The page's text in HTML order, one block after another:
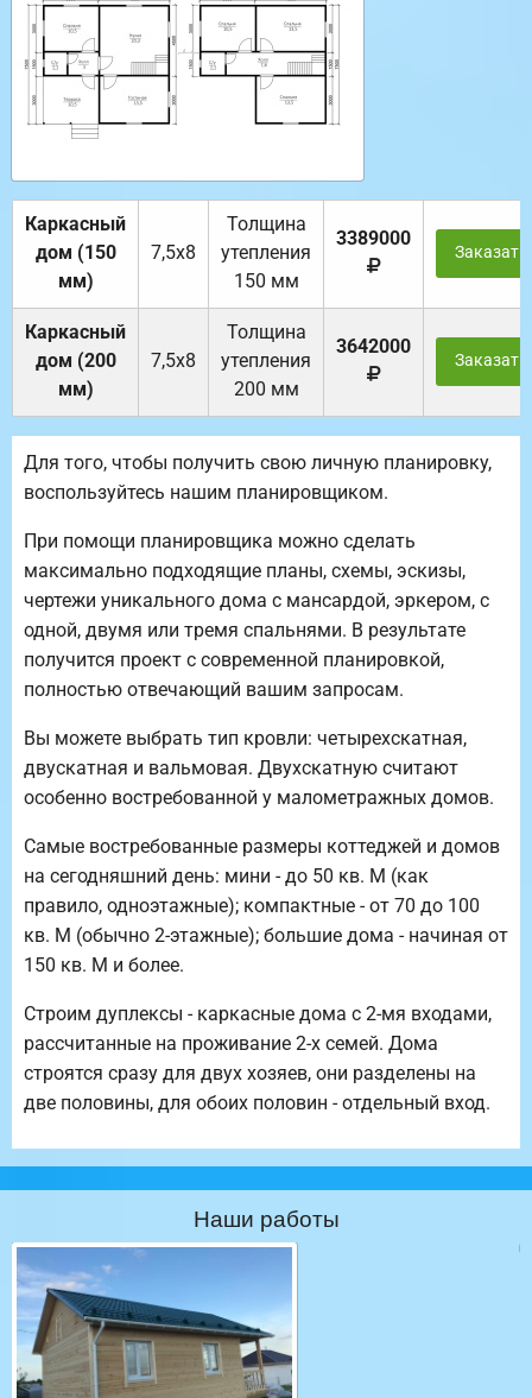
Каркасный
дом (150
мм)
7,5х8
Толщина
утепления
150 мм
3389000
Заказать
Каркасный
дом (200
мм)
7,5х8
Толщина
утепления
200 мм
3642000
Заказать
Для того, чтобы получить свою личную планировку,
воспользуйтесь нашим планировщиком.
При помощи планировщика можно сделать
максимально подходящие планы, схемы, эскизы,
чертежи уникального дома с мансардой, эркером, с
одной, двумя или тремя спальнями. В результате
получится проект с современной планировкой,
полностью отвечающий вашим запросам.
Вы можете выбрать тип кровли: четырехскатная,
двускатная и вальмовая. Двухскатную считают
особенно востребованной у малометражных домов.
Самые востребованные размеры коттеджей и домов
на сегодняшний день: мини - до 50 кв. М (как
правило, одноэтажные); компактные - от 70 до 100
кв. М (обычно 2-этажные); большие дома - начиная от
150 кв. М и более.
Строим дуплексы - каркасные дома с 2-мя входами,
рассчитанные на проживание 2-х семей. Дома
строятся сразу для двух хозяев, они разделены на
две половины, для обоих половин - отдельный вход.
Наши работы